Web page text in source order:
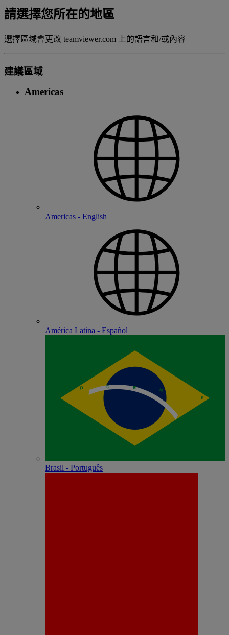
請選擇您所在的地區
選擇區域會更改 teamviewer.com 上的語言和/或內容
建議區域
Americas
Americas - English
América Latina - Español
Brasil - Português